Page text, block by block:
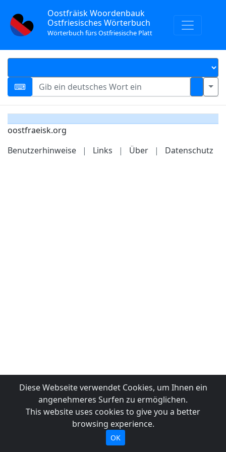
Oostfräisk Woordenbauk
Ostfriesisches Wörterbuch
Wörterbuch fürs Ostfriesische Platt
oostfraeisk.org
Benutzerhinweise
| Links | Über | Datenschutz
Diese Webseite verwendet Cookies, um Ihnen ein
angenehmeres Surfen zu ermöglichen.
This website uses cookies to give you a better
browsing experience.
OK